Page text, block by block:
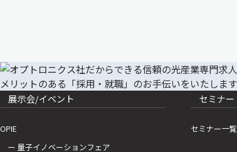
展示会/イベント
OPIE
ー 量子イノベーションフェア
セミナー
セミナー一覧